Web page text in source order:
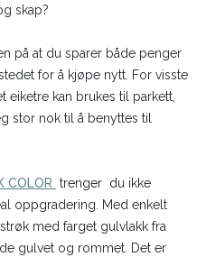
skap?
på at du sparer både penger
for å kjøpe nytt. For visste
eiketre kan brukes til parkett,
stor nok til å benyttes til
COLOR trenger du ikke
oppgradering. Med enkelt
med farget gulvlakk fra
gulvet og rommet. Det er